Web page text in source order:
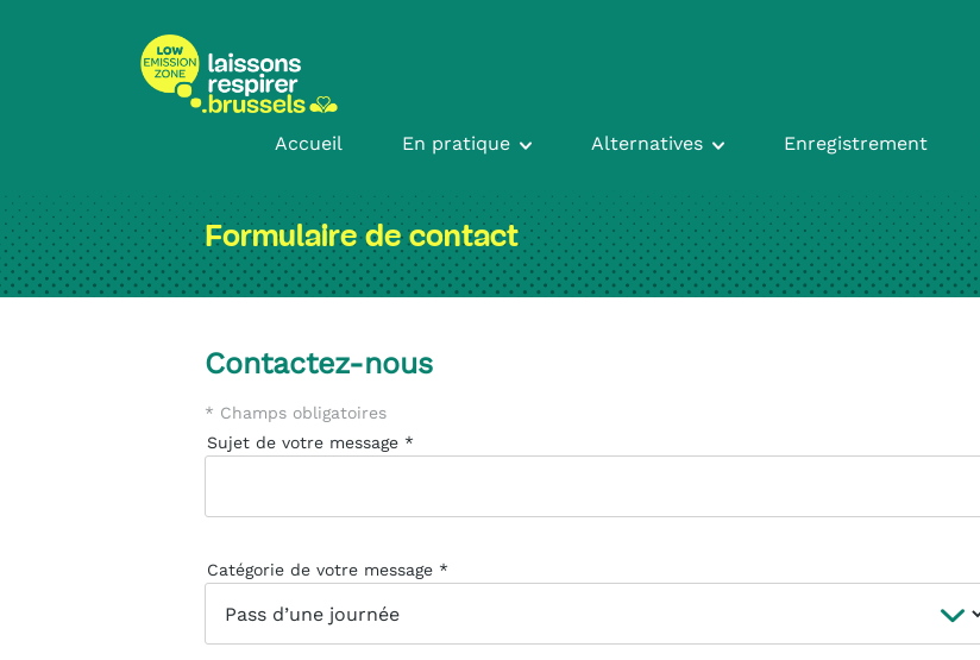
Accueil En pratique Alternatives Enregistrement
Formulaire de contact
Contactez-nous
* Champs obligatoires
Sujet de votre message
Catégorie de votre message